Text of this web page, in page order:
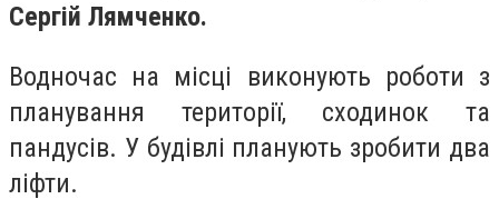
Сергій Лямченко.
Водночас на місці виконують роботи з
планування території, сходинок та
пандусів. У будівлі планують зробити два
ліфти.